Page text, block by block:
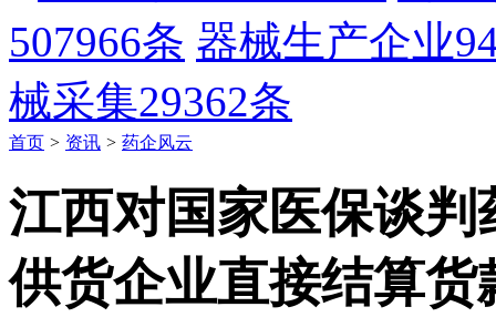
507966条 器械生产企业
械采集29362条
首页 > 资讯 > 药企风云
江西对国家医保谈
供货企业直接结算货